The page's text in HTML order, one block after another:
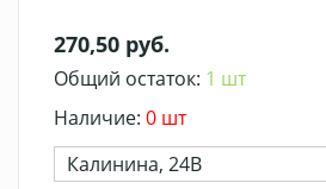
270,50 руб.
Общий остаток: 1 шт
Наличие: 0 шт
Калинина, 24В